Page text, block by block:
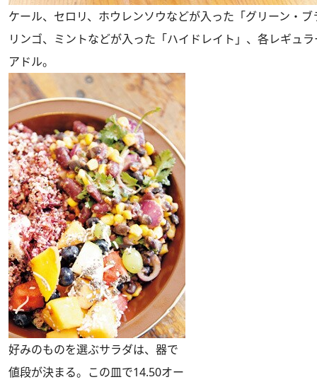
ケール、セロリ、ホウレンソウなどが入った「グリーン・
リンゴ、ミントなどが入った「ハイドレイト」、各レギュ
アドル。
好みのものを選ぶサラダは、器で
値段が決まる。この皿で14.50オー